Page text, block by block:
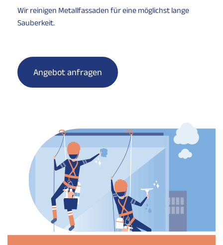
Wir reinigen Metallfassaden für eine möglichst lange
Sauberkeit.
Angebot anfragen